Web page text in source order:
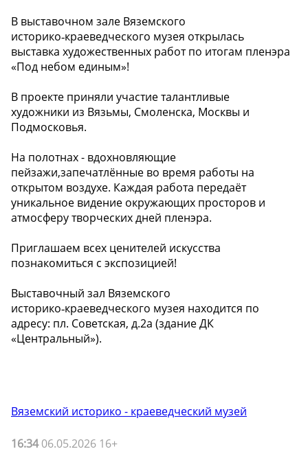
В выставочном зале Вяземского
историко‑краеведческого музея открылась
выставка художественных работ по итогам пленэра
«Под небом единым»!
В проекте приняли участие талантливые
художники из Вязьмы, Смоленска, Москвы и
Подмосковья.
На полотнах - вдохновляющие
пейзажи,запечатлённые во время работы на
открытом воздухе. Каждая работа передаёт
уникальное видение окружающих просторов и
атмосферу творческих дней пленэра.
Приглашаем всех ценителей искусства
познакомиться с экспозицией!
Выставочный зал Вяземского
историко‑краеведческого музея находится по
адресу: пл. Советская, д.2а (здание ДК
«Центральный»).
Вяземский историко - краеведческий музей
16:3406.05.2026 16+